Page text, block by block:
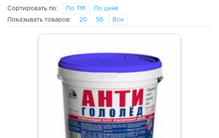
Сортировать по: По ТМ По цене
Показывать товаров: 20 50 Все